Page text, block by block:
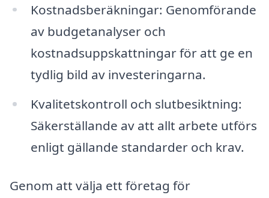
Kostnadsberäkningar: Genomförande
av budgetanalyser och
kostnadsuppskattningar för att ge en
tydlig bild av investeringarna.
Kvalitetskontroll och slutbesiktning:
Säkerställande av att allt arbete utförs
enligt gällande standarder och krav.
Genom att välja ett företag för